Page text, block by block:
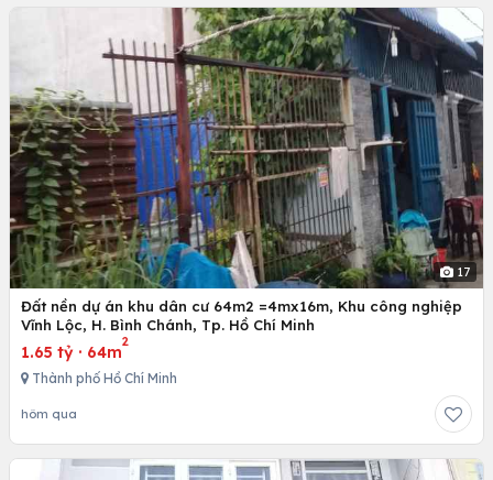
17
Đất nền dự án khu dân cư 64m2 =4mx16m, Khu công nghiệp
Vĩnh Lộc, H. Bình Chánh, Tp. Hồ Chí Minh
1.65 tỷ · 64m
2
Thành phố Hồ Chí Minh
hôm qua